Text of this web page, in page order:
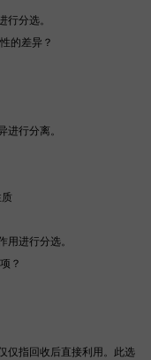
行分选。
的差异？
进行分离。
用进行分选。
？
仅指回收后直接利用。此选